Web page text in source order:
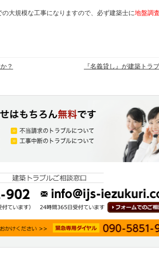
大規模な工事になりますので、必ず建築士に地盤調
？ 『名義貸し』が建築トラ